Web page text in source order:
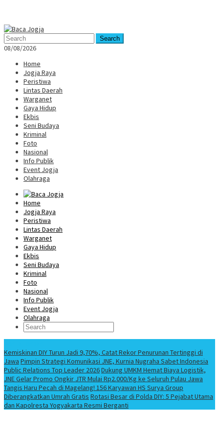
Mobile
Menu
Search
08/08/2026
Home
Jogja Raya
Peristiwa
Lintas Daerah
Warganet
Gaya Hidup
Ekbis
Seni Budaya
Kriminal
Foto
Nasional
Info Publik
Event Jogja
Olahraga
Home
Jogja Raya
Peristiwa
Lintas Daerah
Warganet
Gaya Hidup
Ekbis
Seni Budaya
Kriminal
Foto
Nasional
Info Publik
Event Jogja
Olahraga
Kemiskinan DIY Turun Jadi 9,70%, Catat Rekor Penurunan Tertinggi di
Jawa Pimpin Strategi Komunikasi JNE, Kurnia Nugraha Sabet Indonesia
Public Relations Top Leader 2026Dukung UMKM Hemat Biaya Logistik,
JNE Gelar Promo Ongkir JTR Mulai Rp2.000/Kg ke Seluruh Pulau Jawa
Tangis Haru Pecah di Magelang! 156 Karyawan HS Surya Group
Diberangkatkan Umrah Gratis Rotasi Besar di Polda DIY: 5 Pejabat Utama
dan Kapolresta Yogyakarta Resmi Berganti